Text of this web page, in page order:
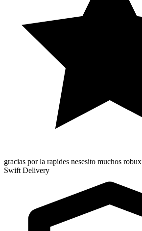
gracias por la rapides nesesito muchos robux
Swift Delivery